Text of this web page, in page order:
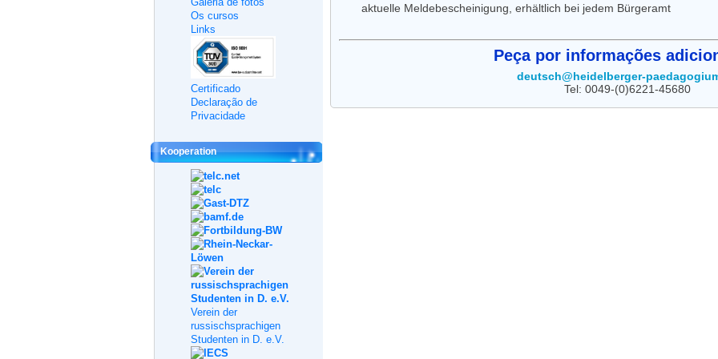
Os cursos
Links
Certificado
Declaração de
Privacidade
Kooperation
Verein der
russischsprachigen
Studenten in D. e.V.
aktuelle Meldebescheinigung, erhältlich bei jedem Bürgeramt
Peça por informações
deutsch@heidelberger-
Tel: 0049-(0)6221-45680